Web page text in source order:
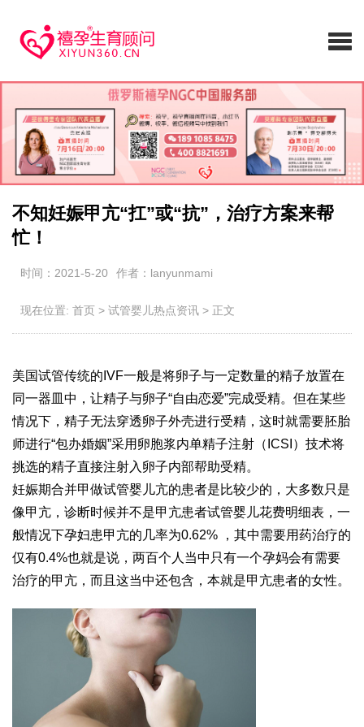
不知妊娠甲亢“扛”或“抗”，治疗方案来帮
忙！
时间：2021-5-20 作者：lanyunmami
现在位置: 首页 > 试管婴儿热点资讯 > 正文
美国试管传统的IVF一般是将卵子与一定数量的精子放置在
同一器皿中，让精子与卵子“自由恋爱”完成受精。但在某些
情况下，精子无法穿透卵子外壳进行受精，这时就需要胚胎
师进行“包办婚姻”采用卵胞浆内单精子注射（ICSI）技术将
挑选的精子直接注射入卵子内部帮助受精。
妊娠期合并甲做试管婴儿亢的患者是比较少的，大多数只是
像甲亢，诊断时候并不是甲亢患者试管婴儿花费明细表 ，一
般情况下孕妇患甲亢的几率为0.62% ，其中需要用药治疗的
仅有0.4%也就是说，两百个人当中只有一个孕妈会有需要
治疗的甲亢，而且这当中还包含，本就是甲亢患者的女性。